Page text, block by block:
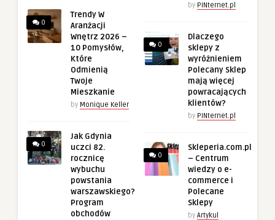
0
Trendy W
Aranżacji
Wnętrz 2026 –
10 Pomysłów,
Które
Odmienią
Twoje
Mieszkanie
by Monique Keller
0
Jak Gdynia
uczci 82.
rocznicę
wybuchu
powstania
warszawskiego?
Program
obchodów
by PINternet.pl
0
Dlaczego
sklepy z
wyróżnieniem
Polecany Sklep
mają więcej
powracających
klientów?
by PINternet.pl
0
Skleperia.com.pl
– Centrum
wiedzy o e-
commerce i
Polecane
Sklepy
by Artykul